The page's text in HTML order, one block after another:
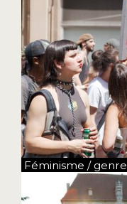
Féminisme / genre